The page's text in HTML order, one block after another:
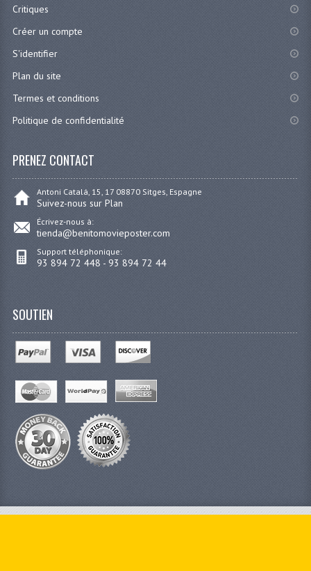
Critiques
Créer un compte
S'identifier
Plan du site
Termes et conditions
Politique de confidentialité
PRENEZ CONTACT
Antoni Catalá, 15, 17 08870 Sitges, Espagne
Suivez-nous sur Plan
Écrivez-nous à:
tienda@benitomovieposter.com
Support téléphonique:
93 894 72 448 - 93 894 72 44
SOUTIEN